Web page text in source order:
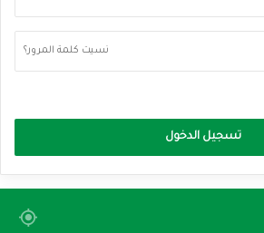
نسيت كلمة المرور؟
تسجيل الدخول